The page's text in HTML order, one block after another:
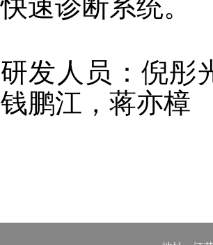
快速诊断系统。
研发人员： 倪彤
钱鹏江，蒋亦樟